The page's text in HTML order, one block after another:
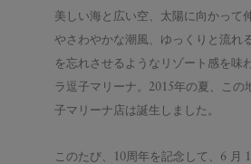
美しい海と広い空、太陽に向かって
やさわやかな潮風、ゆっくりと流れ
を忘れさせるようなリゾート感を味
ラ逗子マリーナ。2015年の夏、この
子マリーナ店は誕生しました。
このたび、10周年を記念して、6 月